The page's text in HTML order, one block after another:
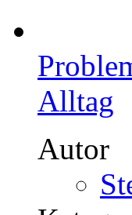
Alltag
Autor